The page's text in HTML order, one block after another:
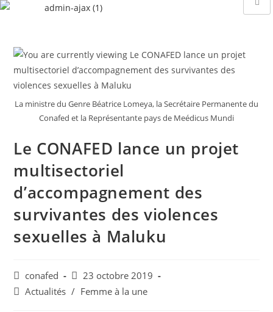
La ministre du Genre Béatrice Lomeya, la Secrétaire Permanente du
Conafed et la Représentante pays de Meédicus Mundi
Le CONAFED lance un projet
multisectoriel
d’accompagnement des
survivantes des violences
sexuelles à Maluku
conafed
23 octobre 2019
Actualités / Femme à la une